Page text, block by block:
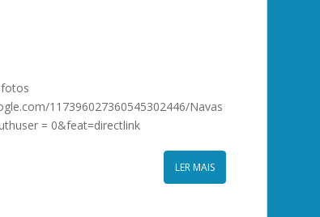
fotos
117396027360545302446/Navas
= 0&feat=directlink
LER MAIS